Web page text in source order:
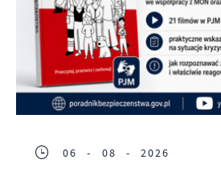
06 - 08 - 2026